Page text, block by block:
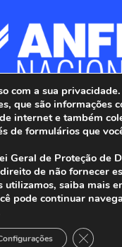
Nacional dos
Receita Federal do
os Direitos
com a sua privacidade.
que são informações
internet e também
de formulários que
Geral de Proteção de
de não fornecer
utilizamos, saiba mais
pode continuar
Close